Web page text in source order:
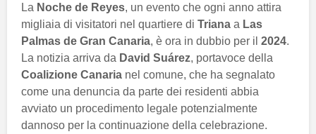
La Noche de Reyes, un evento che ogni anno attira
migliaia di visitatori nel quartiere di Triana a Las
Palmas de Gran Canaria, è ora in dubbio per il 2024.
La notizia arriva da David Suárez, portavoce della
Coalizione Canaria nel comune, che ha segnalato
come una denuncia da parte dei residenti abbia
avviato un procedimento legale potenzialmente
dannoso per la continuazione della celebrazione.